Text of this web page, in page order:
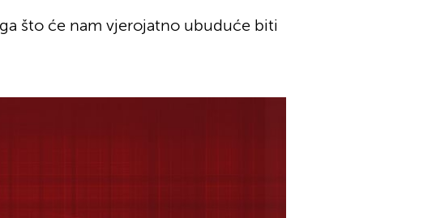
što će nam vjerojatno ubuduće biti